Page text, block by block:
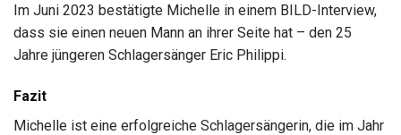
Im Juni 2023 bestätigte Michelle in einem BILD-Interview,
dass sie einen neuen Mann an ihrer Seite hat – den 25
Jahre jüngeren Schlagersänger Eric Philippi.
Fazit
Michelle ist eine erfolgreiche Schlagersängerin, die im Jahr